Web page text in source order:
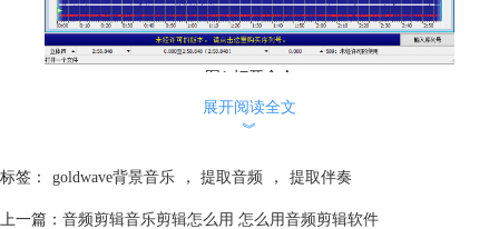
图1 打开命令
步骤二、点击软件效果菜单，文件移动到立体声命令，再点击折叠菜单中
展开阅读全文
︾
标签： goldwave背景音乐 ， 提取音频 ， 提取伴奏
上一篇： 音频剪辑音乐剪辑怎么用 怎么用音频剪辑软件